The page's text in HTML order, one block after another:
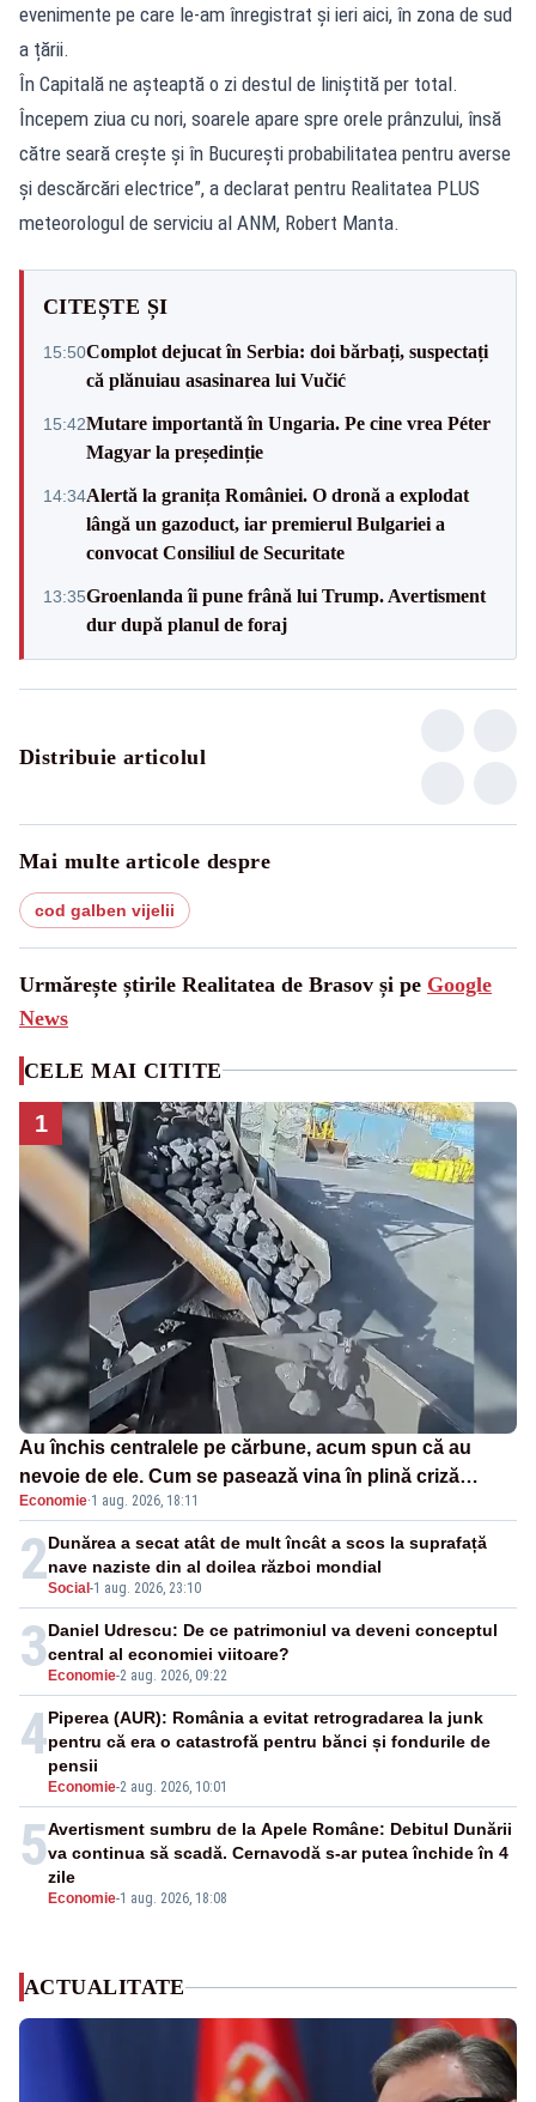
evenimente pe care le-am înregistrat și ieri aici, în zona de sud
a țării.
În Capitală ne așteaptă o zi destul de liniștită per total.
Începem ziua cu nori, soarele apare spre orele prânzului, însă
către seară crește și în București probabilitatea pentru averse
și descărcări electrice”, a declarat pentru Realitatea PLUS
meteorologul de serviciu al ANM, Robert Manta.
CITEȘTE ȘI
15:50Complot dejucat în Serbia: doi bărbați, suspectați
că plănuiau asasinarea lui Vučić
15:42Mutare importantă în Ungaria. Pe cine vrea Péter
Magyar la președinție
14:34Alertă la granița României. O dronă a explodat
lângă un gazoduct, iar premierul Bulgariei a
convocat Consiliul de Securitate
13:35Groenlanda îi pune frână lui Trump. Avertisment
dur după planul de foraj
Distribuie articolul
Mai multe articole despre
cod galben vijelii
Urmărește știrile Realitatea de Brasov și pe Google
News
CELE MAI CITITE
1
Au închis centralele pe cărbune, acum spun că au
nevoie de ele. Cum se pasează vina în plină criză
energetică
Economie·1 aug. 2026, 18:11
2Social -1 aug. 2026, 23:10
Dunărea a secat atât de mult încât a scos la suprafață
nave naziste din al doilea război mondial
3 Economie-2 aug. 2026, 09:22
Daniel Udrescu: De ce patrimoniul va deveni conceptul
central al economiei viitoare?
4
Economie-2 aug. 2026, 10:01
Piperea (AUR): România a evitat retrogradarea la junk
pentru că era o catastrofă pentru bănci și fondurile de
pensii
5
Economie-1 aug. 2026, 18:08
Avertisment sumbru de la Apele Române: Debitul Dunării
va continua să scadă. Cernavodă s-ar putea închide în 4
zile
ACTUALITATE